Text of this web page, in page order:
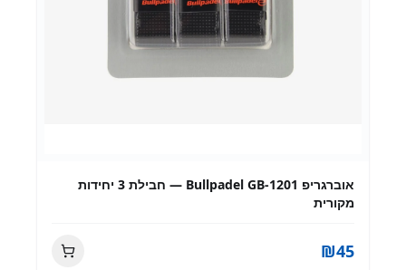
כובע Bullpadel BPG252 HIBISCUS